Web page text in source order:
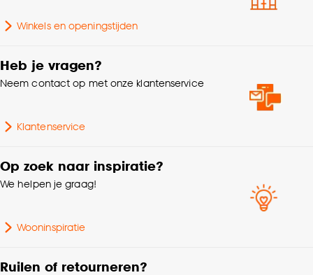
Goed om te weten is dat je deze keuze altijd nog
cookieverklaring
Breedte 8 CM
Gewicht
Garantietermijn
Winkels en openingstijden
Heb je vragen?
Neem contact op met onze klantenservice
Klantenservice
Op zoek naar inspiratie?
We helpen je graag!
Wooninspiratie
Ruilen of retourneren?